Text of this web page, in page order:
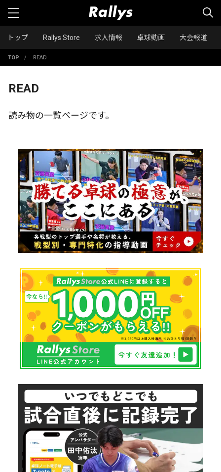
トップ Rallys Store 求人情報 卓球動画 大会報道
TOP / READ
READ
読み物の一覧ページです。